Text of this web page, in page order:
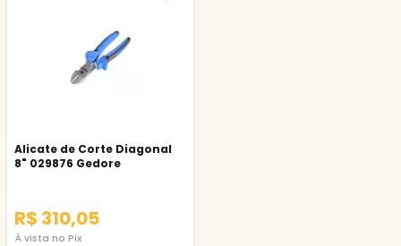
Alicate de Corte Diagonal
8" 029876 Gedore
R$ 310,05
À vista no Pix